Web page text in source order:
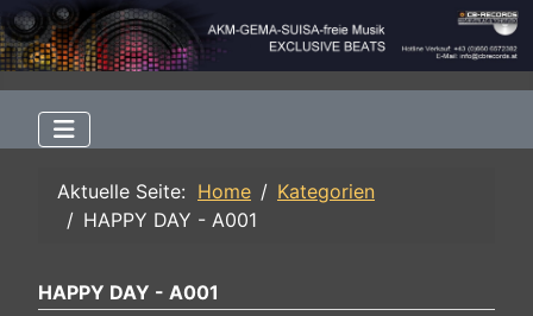
Aktuelle Seite: Home
Kategorien
HAPPY DAY - A001
HAPPY DAY - A001